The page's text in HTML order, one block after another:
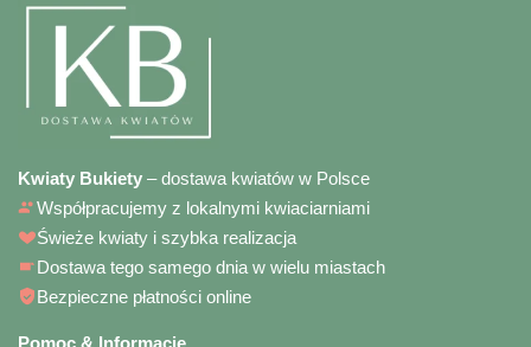
Kwiaty Bukiety – dostawa kwiatów w Polsce
Współpracujemy z lokalnymi kwiaciarniami
Świeże kwiaty i szybka realizacja
Dostawa tego samego dnia w wielu miastach
Bezpieczne płatności online
Pomoc & Informacje